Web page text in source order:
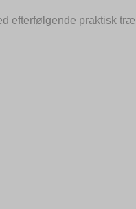
efterfølgende praktisk